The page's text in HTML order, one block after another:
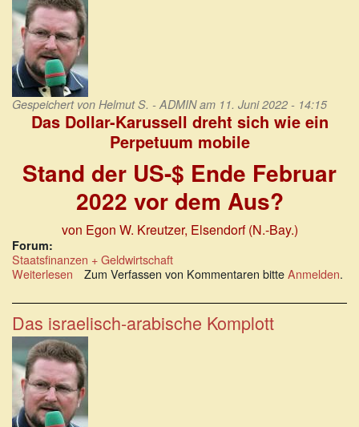
Gespeichert von Helmut S. - ADMINam 11. Juni 2022 - 14:15
Das Dollar-Karussell dreht sich wie ein
Perpetuum mobile
Stand der US-$ Ende Februar
2022 vor dem Aus?
von Egon W. Kreutzer, Elsendorf (N.-Bay.)
Forum:
Staatsfinanzen + Geldwirtschaft
Weiterlesen über
Das
Dollar-
Karussell
dreht
sich
wie
ein
Perpetuum
mobile
Zum Verfassen von Kommentaren bitteAnmelden.
Das israelisch-arabische Komplott